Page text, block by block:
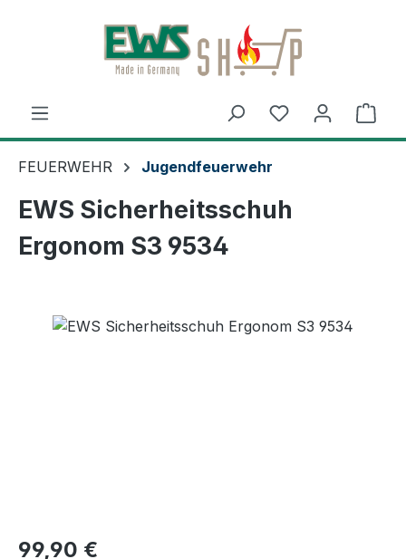
Zum Hauptinhalt springen
FEUERWEHR Jugendfeuerwehr
EWS Sicherheitsschuh
Ergonom S3 9534
Regulärer Preis:
99,90 €